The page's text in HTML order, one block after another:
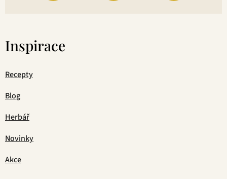
Inspirace
Recepty
Blog
Herbář
Novinky
Akce